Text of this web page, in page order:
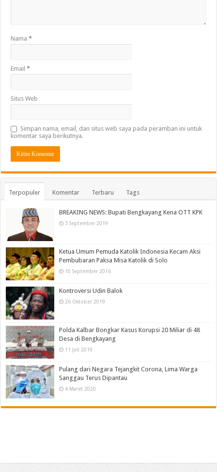
Nama*
Email*
Situs Web
Simpan nama, email, dan situs web saya pada peramban ini untuk
komentar saya berikutnya.
Terpopuler Komentar Terbaru Tags
BREAKING NEWS: Bupati Bengkayang Kena OTT KPK
3 September 2019
Ketua Umum Pemuda Katolik Indonesia Kecam Aksi
Pembubaran Paksa Misa Katolik di Solo
10 September 2016
Kontroversi Udin Balok
26 Oktober 2019
Polda Kalbar Bongkar Kasus Korupsi 20 Miliar di 48
Desa di Bengkayang
11 Juli 2019
Pulang dari Negara Tejangkit Corona, Lima Warga
Sanggau Terus Dipantau
4 Maret 2020